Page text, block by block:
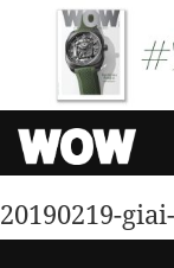
20190219-